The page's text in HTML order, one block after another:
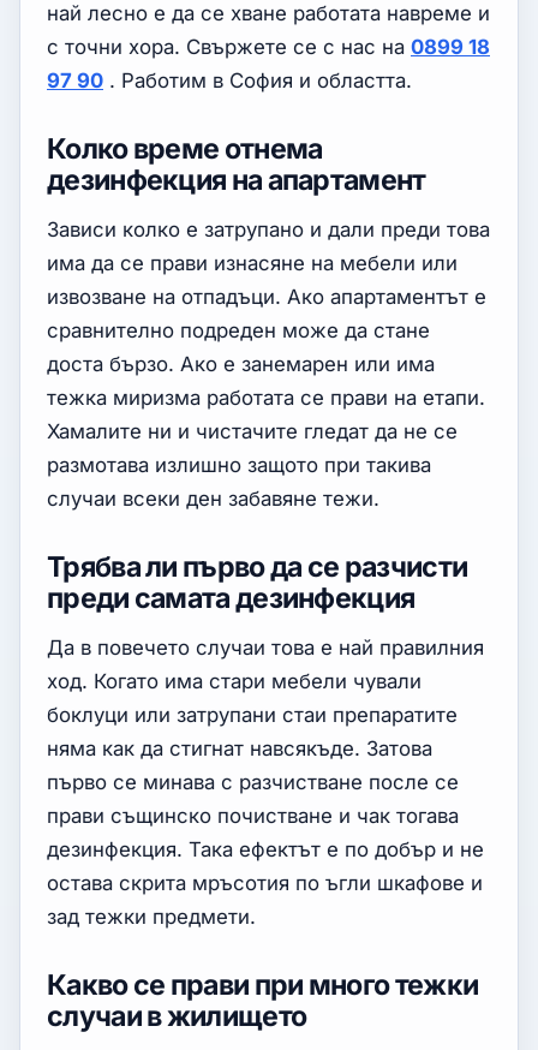
най лесно е да се хване работата навреме и
с точни хора. Свържете се с нас на 0899 18
97 90 . Работим в София и областта.
Колко време отнема
дезинфекция на апартамент
Зависи колко е затрупано и дали преди това
има да се прави изнасяне на мебели или
извозване на отпадъци. Ако апартаментът е
сравнително подреден може да стане
доста бързо. Ако е занемарен или има
тежка миризма работата се прави на етапи.
Хамалите ни и чистачите гледат да не се
размотава излишно защото при такива
случаи всеки ден забавяне тежи.
Трябва ли първо да се разчисти
преди самата дезинфекция
Да в повечето случаи това е най правилния
ход. Когато има стари мебели чували
боклуци или затрупани стаи препаратите
няма как да стигнат навсякъде. Затова
първо се минава с разчистване после се
прави същинско почистване и чак тогава
дезинфекция. Така ефектът е по добър и не
остава скрита мръсотия по ъгли шкафове и
зад тежки предмети.
Какво се прави при много тежки
случаи в жилището